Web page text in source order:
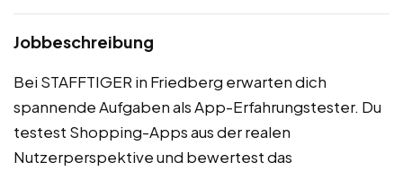
Jobbeschreibung
Bei STAFFTIGER in Friedberg erwarten dich
spannende Aufgaben als App-Erfahrungstester. Du
testest Shopping-Apps aus der realen
Nutzerperspektive und bewertest das